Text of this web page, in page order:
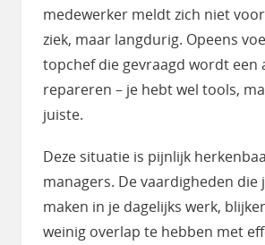
medewerker meldt zich niet
ziek, maar langdurig. Opeens
topchef die gevraagd wordt een
repareren – je hebt wel tools,
juiste.
Deze situatie is pijnlijk
managers. De vaardigheden die
maken in je dagelijks werk,
weinig overlap te hebben met